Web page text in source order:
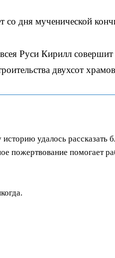
со дня мученической
Руси Кирилл совершит
двухсот
удалось рассказать
пожертвование помогает